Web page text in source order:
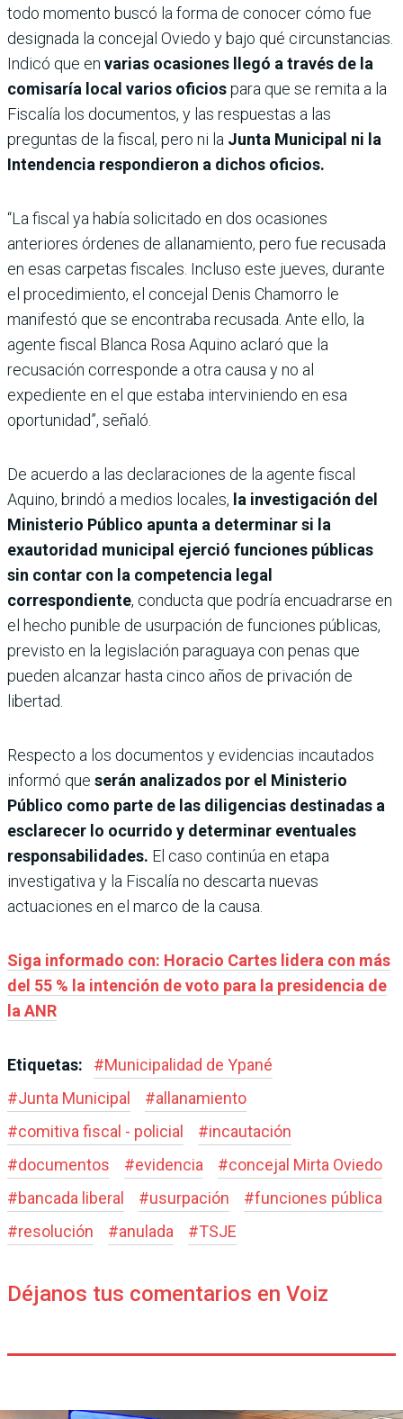
todo momento buscó la forma de conocer cómo fue
designada la concejal Oviedo y bajo qué circunstancias.
Indicó que en varias ocasiones llegó a través de la
comisaría local varios oficiospara que se remita a la
Fiscalía los documentos, y las respuestas a las
preguntas de la fiscal, pero ni la Junta Municipal ni la
Intendencia respondieron a dichos oficios.
“La fiscal ya había solicitado en dos ocasiones
anteriores órdenes de allanamiento, pero fue recusada
en esas carpetas fiscales. Incluso este jueves, durante
el procedimiento, el concejal Denis Chamorro le
manifestó que se encontraba recusada. Ante ello, la
agente fiscal Blanca Rosa Aquino aclaró que la
recusación corresponde a otra causa y no al
expediente en el que estaba interviniendo en esa
oportunidad”, señaló.
De acuerdo a las declaraciones de la agente fiscal
Aquino, brindó a medios locales, la investigación del
Ministerio Público apunta a determinar si la
exautoridad municipal ejerció funciones públicas
sin contar con la competencia legal
correspondiente, conducta que podría encuadrarse en
el hecho punible de usurpación de funciones públicas,
previsto en la legislación paraguaya con penas que
pueden alcanzar hasta cinco años de privación de
libertad.
Respecto a los documentos y evidencias incautados
informó que serán analizados por el Ministerio
Público como parte de las diligencias destinadas a
esclarecer lo ocurrido y determinar eventuales
responsabilidades. El caso continúa en etapa
investigativa y la Fiscalía no descarta nuevas
actuaciones en el marco de la causa.
Siga informado con: Horacio Cartes lidera con más
del 55 % la intención de voto para la presidencia de
la ANR
Etiquetas: #Municipalidad de Ypané
#Junta Municipal #allanamiento
#comitiva fiscal - policial #incautación
#documentos #evidencia #concejal Mirta Oviedo
#bancada liberal #usurpación #funciones pública
#resolución #anulada #TSJE
Déjanos tus comentarios en Voiz